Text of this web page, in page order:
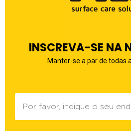
INSCREVA-SE NA
Manter-se a par de todas